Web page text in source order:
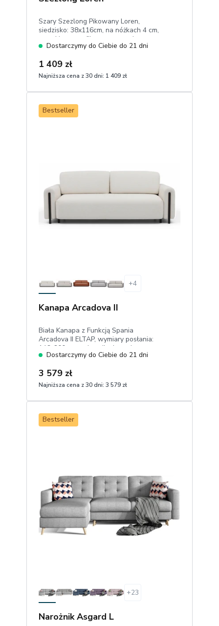
Szary Szezlong Pikowany Loren,
siedzisko: 38x116cm, na nóżkach 4 cm,
wysokie wyprofilowane oparcie,
przeszycia,welur eco-friendly
Dostarczymy do Ciebie do 21 dni
1 409 zł
Najniższa cena z 30 dni: 1 409 zł
1
Bestseller
+4
Kanapa Arcadova II
Biała Kanapa z Funkcją Spania
Arcadova II ELTAP, wymiary posłania:
146x200 cm, pojemnik, drewniane
elementy w kolorze czarnym,
Dostarczymy do Ciebie do 21 dni
3 579 zł
Najniższa cena z 30 dni: 3 579 zł
1
Bestseller
+23
Narożnik Asgard L